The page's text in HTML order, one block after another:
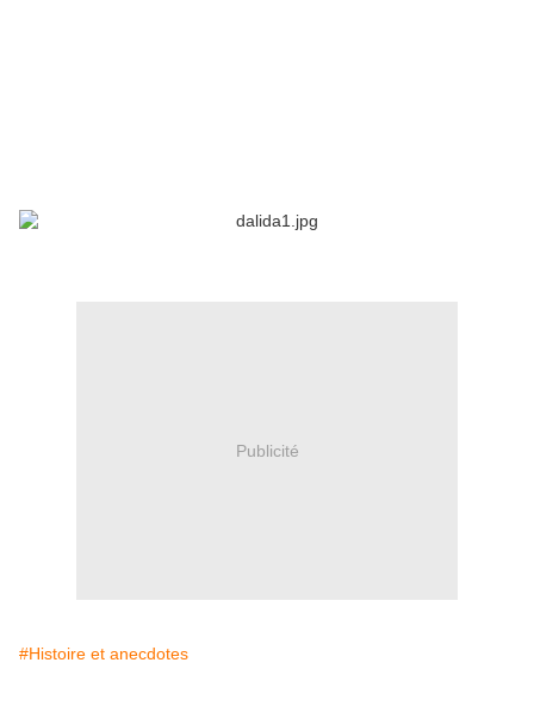
Publicité
#Histoire et anecdotes